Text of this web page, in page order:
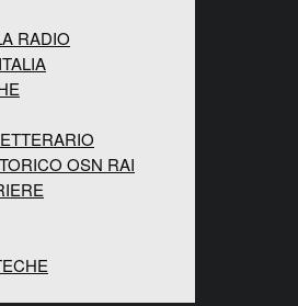
RADIO
OSN RAI